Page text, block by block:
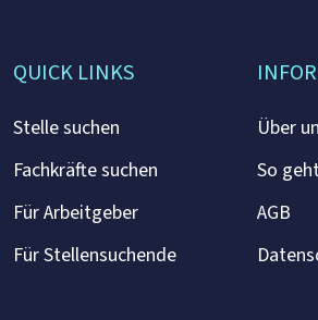
QUICK LINKS
Stelle suchen
Fachkräfte suchen
Für Arbeitgeber
Für Stellensuchende
Über
So
AGB